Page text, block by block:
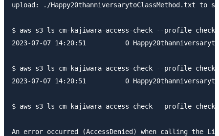
upload: ./Happy20thanniversarytoClassMethod.txt to
$ aws s3 ls cm-kajiwara-access-check --profile
2023-07-07 14:20:51          0
$ aws s3 ls cm-kajiwara-access-check --profile
2023-07-07 14:20:51          0
$ aws s3 ls cm-kajiwara-access-check --profile check-
An error occurred (AccessDenied) when calling the